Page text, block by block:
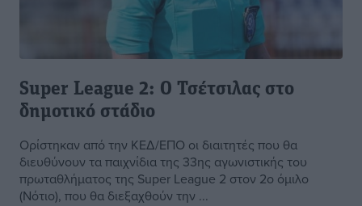
Super League 2: Ο Τσέτσιλας στο
δημοτικό στάδιο
Ορίστηκαν από την ΚΕΔ/ΕΠΟ οι διαιτητές που θα
διευθύνουν τα παιχνίδια της 33ης αγωνιστικής του
πρωταθλήματος της Super League 2 στον 2ο όμιλο
(Νότιο), που θα διεξαχθούν την ...